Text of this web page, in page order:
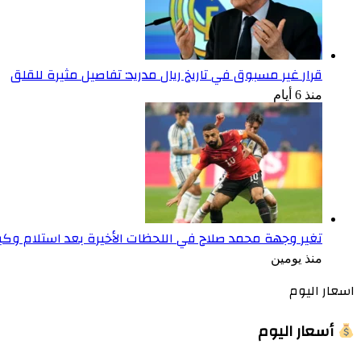
قرار غير مسبوق في تاريخ ريال مدريد: تفاصيل مثيرة للقلق
منذ 6 أيام
تغير وجهة محمد صلاح في اللحظات الأخيرة بعد استلام
منذ يومين
اسعار اليوم
أسعار اليوم